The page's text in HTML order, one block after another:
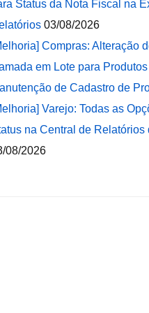
Status da Nota Fiscal na
03/08/2026
Compras: Alteração
em Lote para
de Cadastro de
Varejo: Todas as
na Central de Relatórios
08/2026